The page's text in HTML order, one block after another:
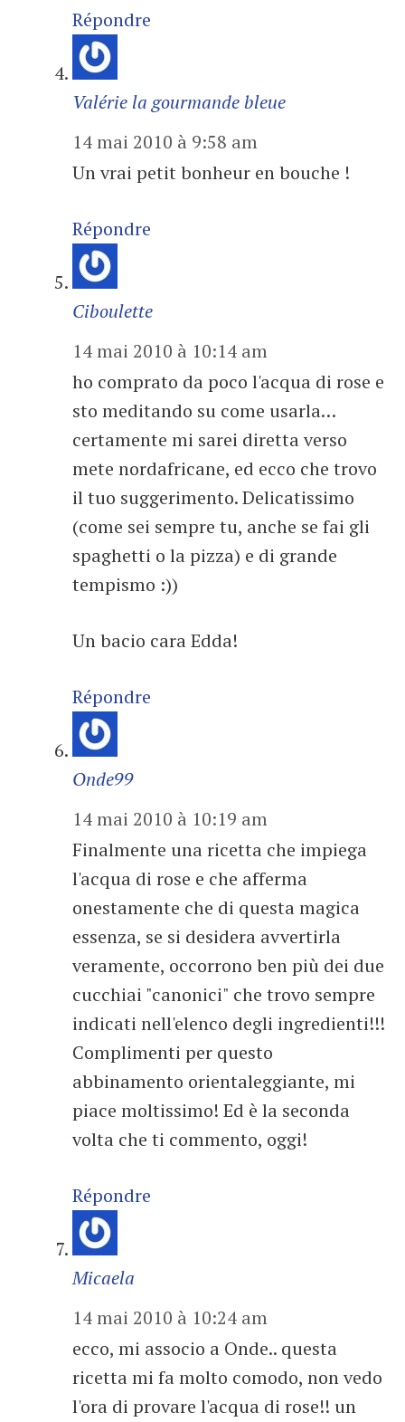
Répondre
Valérie la gourmande bleue
14 mai 2010 à 9:58 am
Un vrai petit bonheur en bouche !
Répondre
Ciboulette
14 mai 2010 à 10:14 am
ho comprato da poco l'acqua di rose e
sto meditando su come usarla…
certamente mi sarei diretta verso
mete nordafricane, ed ecco che trovo
il tuo suggerimento. Delicatissimo
(come sei sempre tu, anche se fai gli
spaghetti o la pizza) e di grande
tempismo :))
Un bacio cara Edda!
Répondre
Onde99
14 mai 2010 à 10:19 am
Finalmente una ricetta che impiega
l'acqua di rose e che afferma
onestamente che di questa magica
essenza, se si desidera avvertirla
veramente, occorrono ben più dei due
cucchiai "canonici" che trovo sempre
indicati nell'elenco degli ingredienti!!!
Complimenti per questo
abbinamento orientaleggiante, mi
piace moltissimo! Ed è la seconda
volta che ti commento, oggi!
Répondre
Micaela
14 mai 2010 à 10:24 am
ecco, mi associo a Onde.. questa
ricetta mi fa molto comodo, non vedo
l'ora di provare l'acqua di rose!! un